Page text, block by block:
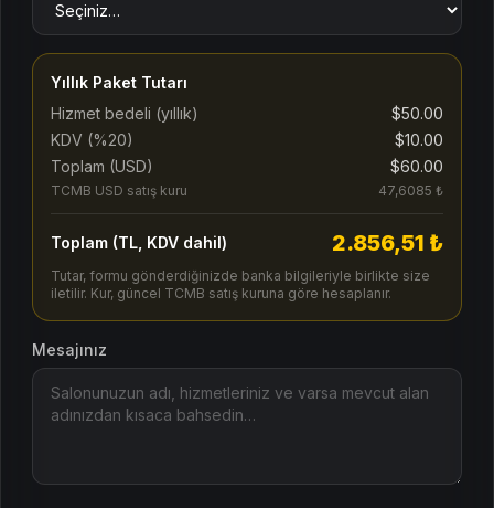
Yıllık Paket Tutarı
Hizmet bedeli (yıllık)
$50.00
KDV (%20)
$10.00
Toplam (USD)
$60.00
TCMB USD satış kuru 47,6085 ₺
Toplam (TL, KDV dahil) 2.856,51 ₺
Tutar, formu gönderdiğinizde banka bilgileriyle birlikte size
iletilir. Kur, güncel TCMB satış kuruna göre hesaplanır.
Mesajınız